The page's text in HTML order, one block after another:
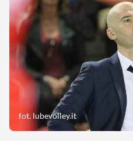
fot. lubevolley.it